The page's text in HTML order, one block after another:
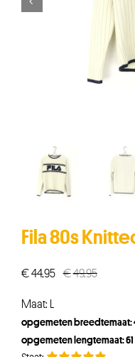
Fila 80s
€49,95
€49,95.
€44,95
Huidige
€44,95.
Maat: L
opgemeten breedtemaat:
opgemeten lengtemaat: